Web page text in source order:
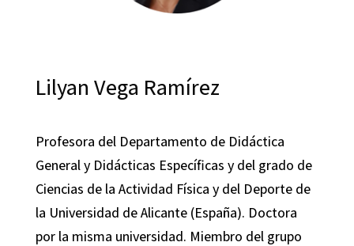
Lilyan Vega Ramírez
Profesora del Departamento de Didáctica
General y Didácticas Específicas y del grado de
Ciencias de la Actividad Física y del Deporte de
la Universidad de Alicante (España). Doctora
por la misma universidad. Miembro del grupo